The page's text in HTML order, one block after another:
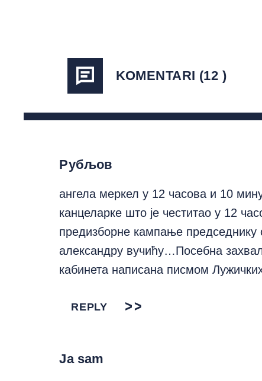
KOMENTARI (12 )
Рубљов
ангела меркел у 12 часова и 10
канцеларке што је честитао у 12
предизборне кампање председнику
александру вучићу…Посебна
кабинета написана писмом
REPLY
Ja sam